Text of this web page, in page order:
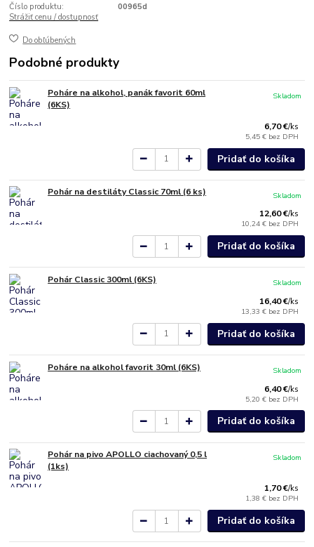
Číslo produktu:
00965d
Strážiť cenu / dostupnosť
Do obľúbených
Podobné produkty
Poháre na alkohol, panák favorit 60ml
(6KS)
6,70 €/ks
5,45 € bez DPH
Skladom
Pridať do košíka
Pohár na destiláty Classic 70ml (6 ks)
12,60 €/ks
10,24 € bez DPH
Skladom
Pridať do košíka
Pohár Classic 300ml (6KS)
16,40 €/ks
13,33 € bez DPH
Skladom
Pridať do košíka
Poháre na alkohol favorit 30ml (6KS)
6,40 €/ks
5,20 € bez DPH
Skladom
Pridať do košíka
Pohár na pivo APOLLO ciachovaný 0,5 l
(1ks)
1,70 €/ks
1,38 € bez DPH
Skladom
Pridať do košíka